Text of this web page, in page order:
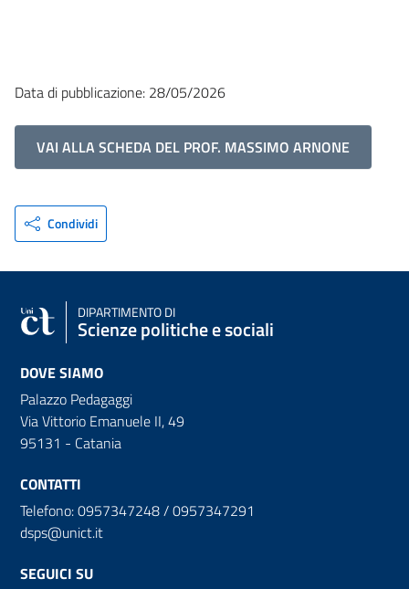
Data di pubblicazione: 28/05/2026
VAI ALLA SCHEDA DEL PROF. MASSIMO ARNONE
Condividi
DIPARTIMENTO DI
Scienze politiche e sociali
DOVE SIAMO
Palazzo Pedagaggi
Via Vittorio Emanuele II, 49
95131 - Catania
CONTATTI
Telefono: 0957347248 / 0957347291
dsps@unict.it
SEGUICI SU